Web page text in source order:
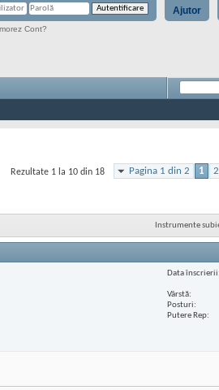
Ajutor
Cont?
Pagina 1 din 2 1 2
Rezultate 1 la 10 din 18
Instrumente
Data înscrierii
Vârstă
Posturi
Putere Rep